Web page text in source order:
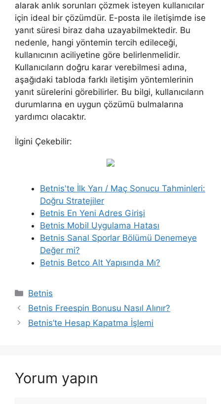
alarak anlık sorunları çözmek isteyen kullanıcılar
için ideal bir çözümdür. E-posta ile iletişimde ise
yanıt süresi biraz daha uzayabilmektedir. Bu
nedenle, hangi yöntemin tercih edileceği,
kullanıcının aciliyetine göre belirlenmelidir.
Kullanıcıların doğru karar verebilmesi adına,
aşağıdaki tabloda farklı iletişim yöntemlerinin
yanıt sürelerini görebilirler. Bu bilgi, kullanıcıların
durumlarına en uygun çözümü bulmalarına
yardımcı olacaktır.
İlgini Çekebilir:
Betnis'te İlk Yarı / Maç Sonucu Tahminleri:
Doğru Stratejiler
Betnis En Yeni Adres Girişi
Betnis Mobil Uygulama Hatası
Betnis Sanal Sporlar Bölümü Denemeye
Değer mi?
Betnis Betco Alt Yapısında Mı?
Kategoriler
Betnis
Betnis Freespin Bonusu Nasıl Alınır?
Betnis’te Hesap Kapatma İşlemi
Yorum yapın